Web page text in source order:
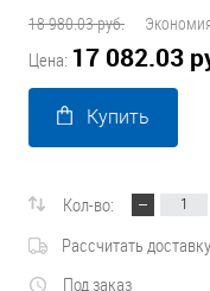
18 980.03 руб.
Цена: 17 082.03
Купить
Кол-во:
Рассчитать доставку
Под заказ